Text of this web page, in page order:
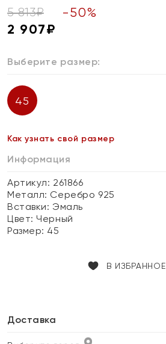
5 813₽ -50%
2 907₽
Выберите размер:
45
Как узнать свой размер
Информация
Артикул: 261866
Металл: Серебро 925
Вставки:Эмаль
Цвет:Черный
Размер: 45
В ИЗБРАННОЕ
Доставка